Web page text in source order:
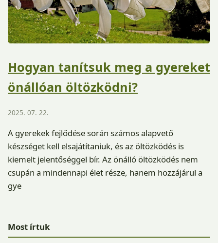
Hogyan tanítsuk meg a gyereket
önállóan öltözködni?
2025. 07. 22.
A gyerekek fejlődése során számos alapvető
készséget kell elsajátítaniuk, és az öltözködés is
kiemelt jelentőséggel bír. Az önálló öltözködés nem
csupán a mindennapi élet része, hanem hozzájárul a
gye
Most írtuk